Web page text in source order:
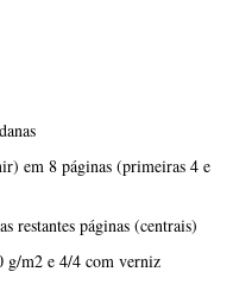
em 8 páginas (primeiras 4 e
restantes páginas (centrais)
g/m2 e 4/4 com verniz